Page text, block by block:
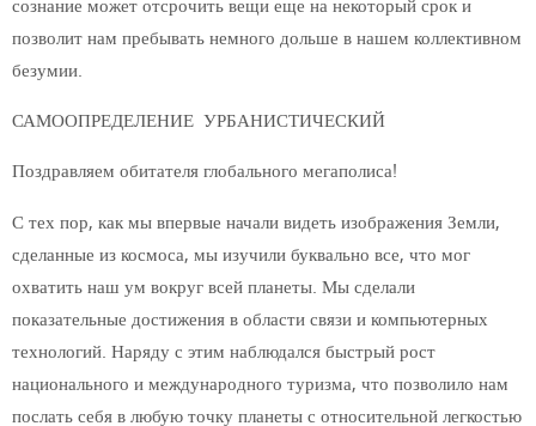
позволит нам пребывать немного дольше в нашем коллективном
безумии.
САМООПРЕДЕЛЕНИЕ УРБАНИСТИЧЕСКИЙ
Поздравляем обитателя глобального мегаполиса!
С тех пор, как мы впервые начали видеть изображения Земли,
сделанные из космоса, мы изучили буквально все, что мог
охватить наш ум вокруг всей планеты. Мы сделали
показательные достижения в области связи и компьютерных
технологий. Наряду с этим наблюдался быстрый рост
национального и международного туризма, что позволило нам
послать себя в любую точку планеты с относительной легкостью